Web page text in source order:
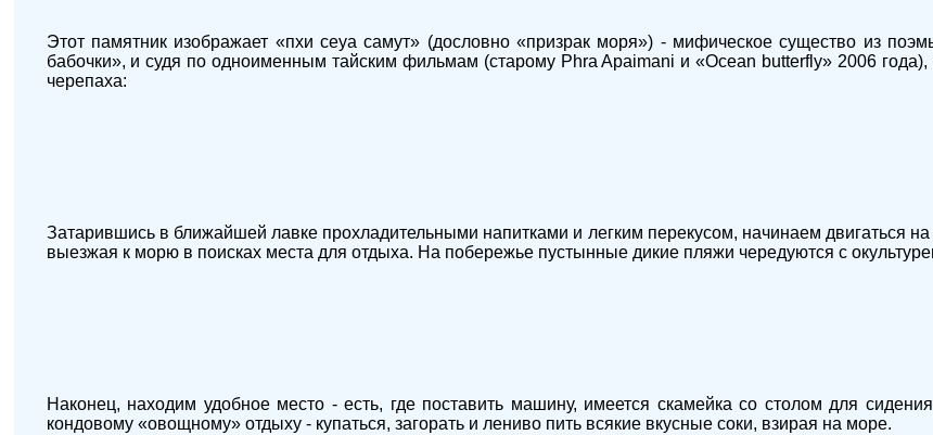
Этот памятник изображает «пхи сеуа самут» (дословно «призрак моря») - мифическое существо из
бабочки», и судя по одноименным тайским фильмам (старому Phra Apaimani и «Ocean butterfly» 2006
черепаха:
Затарившись в ближайшей лавке прохладительными напитками и легким перекусом, начинаем двигаться
выезжая к морю в поисках места для отдыха. На побережье пустынные дикие пляжи чередуются с
Наконец, находим удобное место - есть, где поставить машину, имеется скамейка со столом для
кондовому «овощному» отдыху - купаться, загорать и лениво пить всякие вкусные соки, взирая на море.